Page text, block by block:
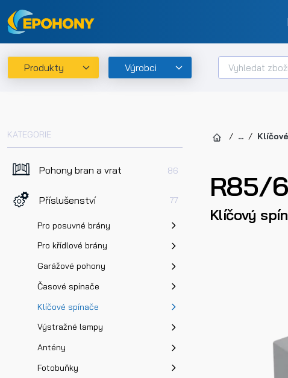
Produkty Výrobci
KATEGORIE
Pohony bran a vrat 86
Příslušenství 77
Pro posuvné brány
Pro křídlové brány
Garážové pohony
Časové spínače
Klíčové spínače
Výstražné lampy
Antény
Fotobuňky
...
R85/
Klíčový